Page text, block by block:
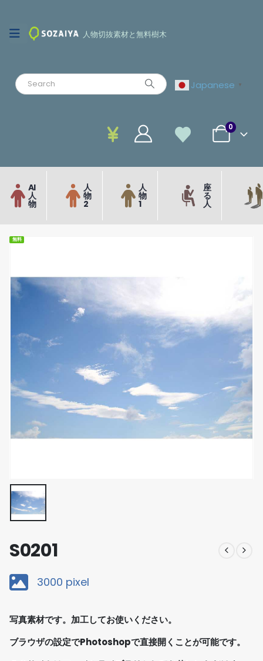
人物切抜素材と無料樹木
Japanese ▼
0
AI
人
物
人
物
2
人
物
1
座
る
人
無料
S0201
3000 pixel
写真素材です。加工してお使いください。
ブラウザの設定でPhotoshopで直接開くことが可能です。